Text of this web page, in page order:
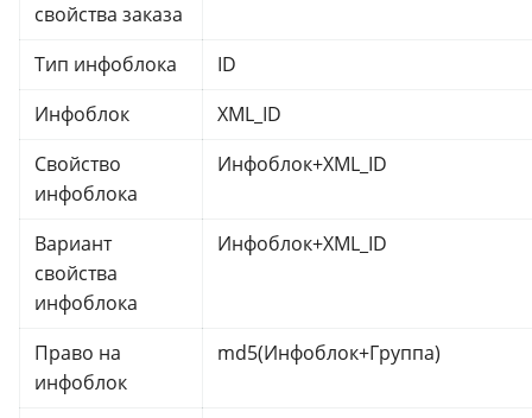
свойства заказа
Тип инфоблока
ID
Инфоблок
XML_ID
Свойство
инфоблока
Инфоблок+XML_ID
Вариант
свойства
инфоблока
Инфоблок+XML_ID
Право на
инфоблок
md5(Инфоблок+Группа)